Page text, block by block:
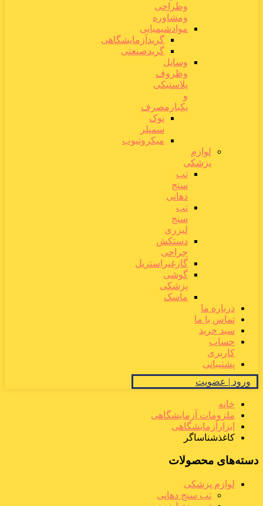
وطراحی
ومشاوره
موادشیمیایی
گریدآزمایشگاهی
گریدصنعتی
وسایل
وظروف
پلاستیکی
و
یکبارمصرف
نوک
سمپلر
میکروتیوب
لوازم
پزشکی
تب
سنج
دهانی
تب
سنج
لیزری
دستکش
جراحی
گازغیراستریل
گوشی
پزشکی
ماسک
درباره ما
تماس با ما
سبد خرید
حساب
کاربری
پشتیبانی
ورود | عضویت
خانه
ملزومات آزمایشگاهی
ابزارآزمایشگاهی
کاغذشناساگر
دسته‌های محصولات
لوازم پزشکی
تب سنج دهانی